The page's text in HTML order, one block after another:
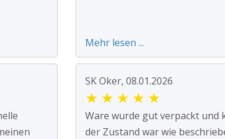
Mehr lesen ...
SK Oker, 08.01.2026
★ ★ ★ ★ ★
Ware wurde gut verpackt und
der Zustand war wie